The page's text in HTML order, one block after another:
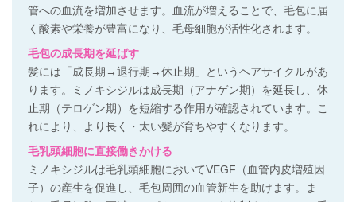
管への血流を増加させます。血流が増えることで、毛包に届
く酸素や栄養が豊富になり、毛母細胞が活性化されます。
毛包の成長期を延ばす
髪には「成長期→退行期→休止期」というヘアサイクルがあ
ります。ミノキシジルは成長期（アナゲン期）を延長し、休
止期（テロゲン期）を短縮する作用が確認されています。こ
れにより、より長く・太い髪が育ちやすくなります。
毛乳頭細胞に直接働きかける
ミノキシジルは毛乳頭細胞においてVEGF（血管内皮増殖因
子）の産生を促進し、毛包周囲の血管新生を助けます。ま